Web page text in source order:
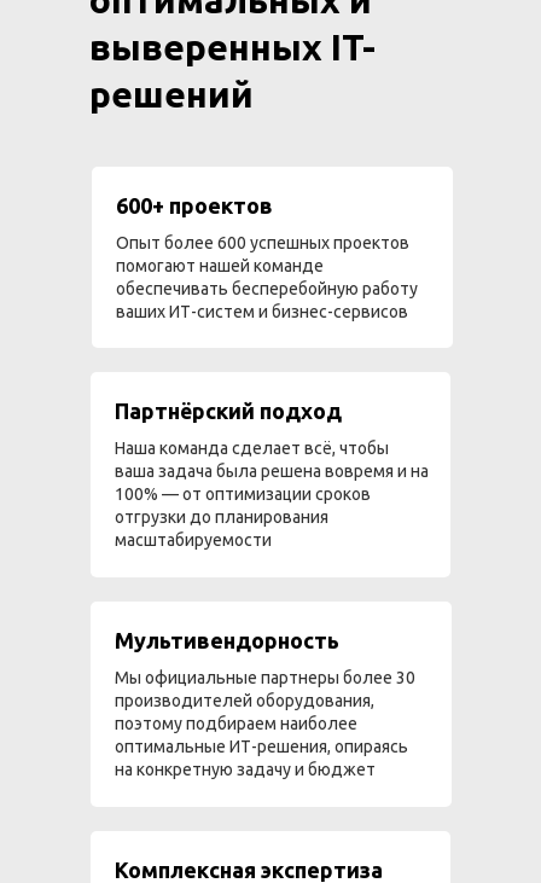
выверенных IT-
решений
600+ проектов
Опыт более 600 успешных проектов
помогают нашей команде
обеспечивать бесперебойную работу
ваших ИТ-систем и бизнес-сервисов
Мультивендорность
Мы официальные партнеры более 30
производителей оборудования,
поэтому подбираем наиболее
оптимальные ИТ-решения, опираясь
на конкретную задачу и бюджет
Комплексная экспертиза
Партнёрский подход
Наша команда сделает всё, чтобы
ваша задача была решена вовремя и на
100% — от оптимизации сроков
отгрузки до планирования
масштабируемости